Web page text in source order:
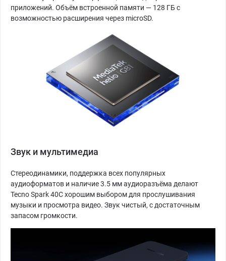
приложений. Объём встроенной памяти — 128 ГБ с
возможностью расширения через microSD.
Звук и мультимедиа
Стереодинамики, поддержка всех популярных
аудиоформатов и наличие 3.5 мм аудиоразъёма делают
Tecno Spark 40C хорошим выбором для прослушивания
музыки и просмотра видео. Звук чистый, с достаточным
запасом громкости.